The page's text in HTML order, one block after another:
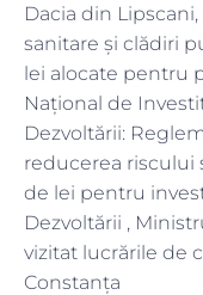
Dacia din
sanitare și clădiri
lei alocate pentru
Național de
Dezvoltării:
reducerea riscului
de lei pentru
Dezvoltării ,
vizitat lucrările de
Constanța